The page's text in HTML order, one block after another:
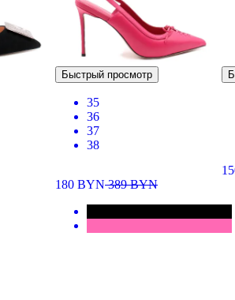
Быстрый просмотр
35
36
37
38
180 BYN389BYN